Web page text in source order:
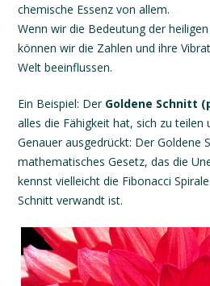
chemische Essenz von allem.
Wenn wir die Bedeutung der
können wir die Zahlen und ihre
Welt beeinflussen.
Ein Beispiel: Der Goldene Schnitt
alles die Fähigkeit hat, sich zu teilen
Genauerausgedrückt: Der Goldene
mathematisches Gesetz, das die
kennst vielleicht die Fibonacci
Schnitt verwandt ist.